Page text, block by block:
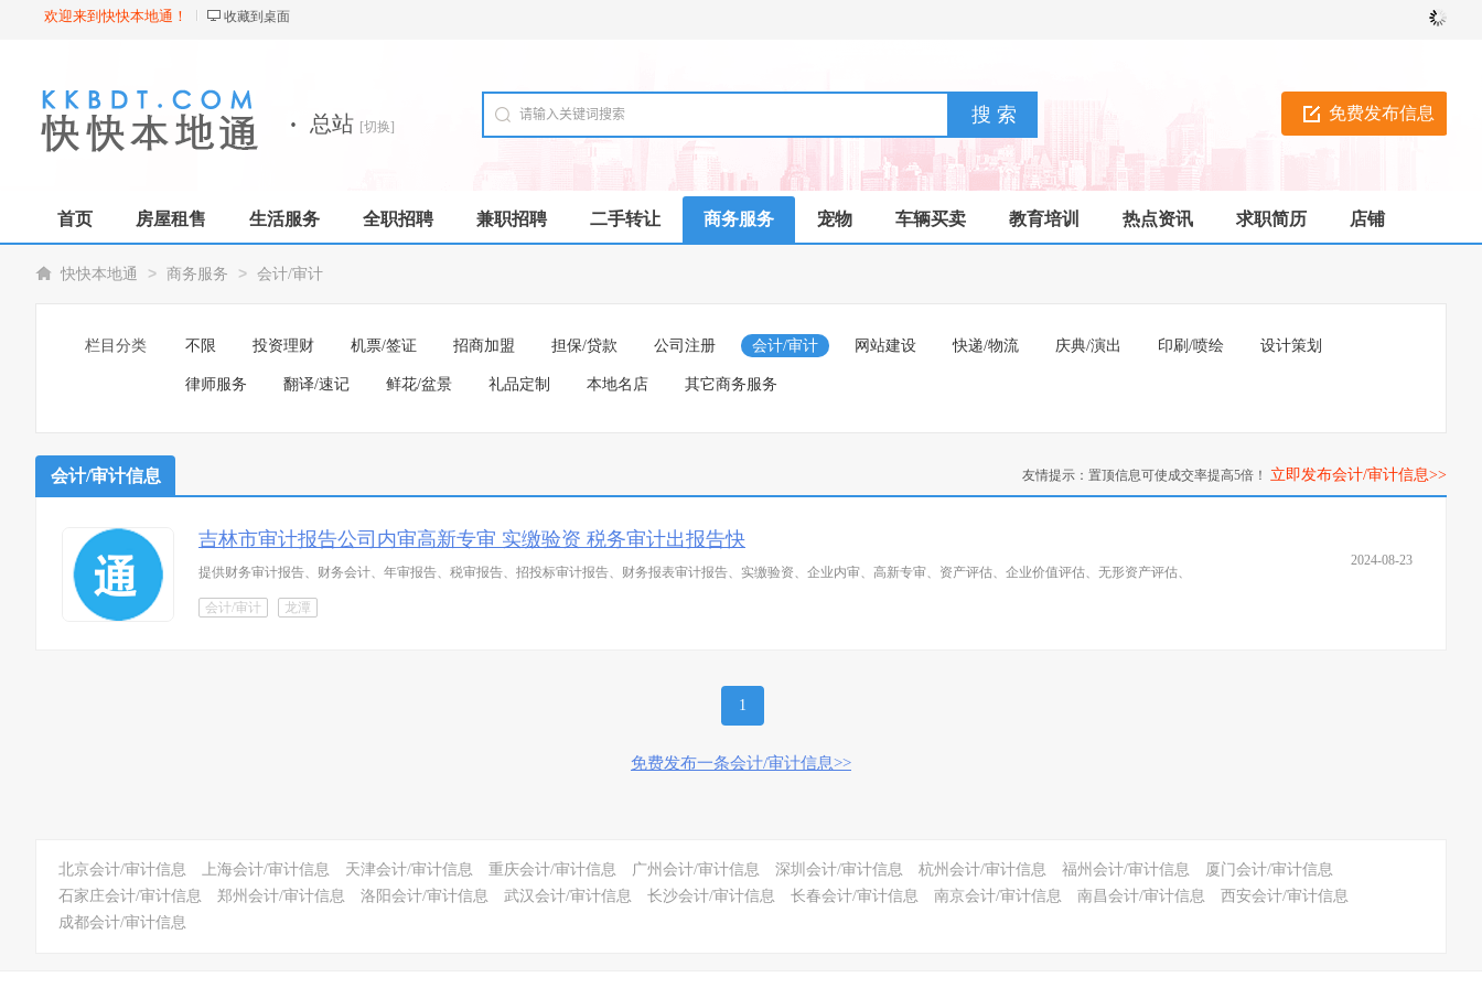
欢迎来到快快本地通！ 收藏到桌面
免费发布信息
· 总站 [切换]
首页 房屋租售 生活服务 全职招聘 兼职招聘 二手转让 商务服务 宠物 车辆买卖 教育培训 热点资讯 求职简历 店铺
快快本地通 > 商务服务 > 会计/审计
栏目分类 不限 投资理财 机票/签证 招商加盟 担保/贷款 公司注册 会计/审计 网站建设 快递/物流 庆典/演出 印刷/喷绘 设计策划
律师服务 翻译/速记 鲜花/盆景 礼品定制 本地名店 其它商务服务
会计/审计信息 友情提示：置顶信息可使成交率提高5倍！ 立即发布会计/审计信息>>
2024-08-23
吉林市审计报告公司内审高新专审 实缴验资 税务审计出报告快
提供财务审计报告、财务会计、年审报告、税审报告、招投标审计报告、财务报表审计报告、实缴验资、企业内审、高新专审、资产评估、企业价值评估、无形资产评估、
会计/审计 龙潭
1
免费发布一条会计/审计信息>>
北京会计/审计信息 上海会计/审计信息 天津会计/审计信息 重庆会计/审计信息 广州会计/审计信息 深圳会计/审计信息 杭州会计/审计信息 福州会计/审计信息
厦门会计/审计信息
石家庄会计/审计信息
郑州会计/审计信息 洛阳会计/审计信息 武汉会计/审计信息 长沙会计/审计信息 长春会计/审计信息 南京会计/审计信息 南昌会计/审计信息
西安会计/审计信息
成都会计/审计信息